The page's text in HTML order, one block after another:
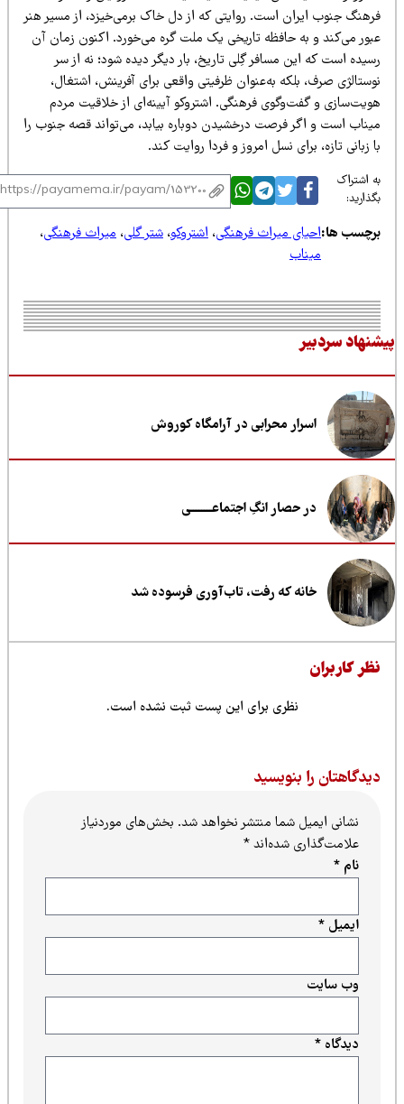
جنوب ایران است. روایتی که از دل خاک برمی‌خیزد، از مسیر هنر
می‌کند و به حافظه تاریخی یک ملت گره می‌خورد. اکنون زمان آن
است که این مسافر گِلی تاریخ، بار دیگر دیده شود؛ نه از سر
صرف، بلکه به‌عنوان ظرفیتی واقعی برای آفرینش، اشتغال،
و گفت‌وگوی فرهنگی. اشتروکو آیینه‌ای از خلاقیت مردم
است و اگر فرصت درخشیدن دوباره بیابد، می‌تواند قصه جنوب را
زبانی تازه، برای نسل امروز و فردا روایت کند.
اشتراک
ها:احیای میراث فرهنگی،اشتروکو،شتر گلی،میراث فرهنگی،
میناب
سردبیر
اسرار محرابی در آرامگاه کوروش
در حصار انگِ اجتماعــــــــی
خانه که رفت، تاب‌آوری فرسوده شد
کاربران
نظری برای این پست ثبت نشده است.
را بنویسید
نشانی ایمیل شما منتشر نخواهد شد.بخش‌های موردنیاز
علامت‌گذاری شده‌اند*
دیدگاه*
ایمیل*
وب‌ سایت